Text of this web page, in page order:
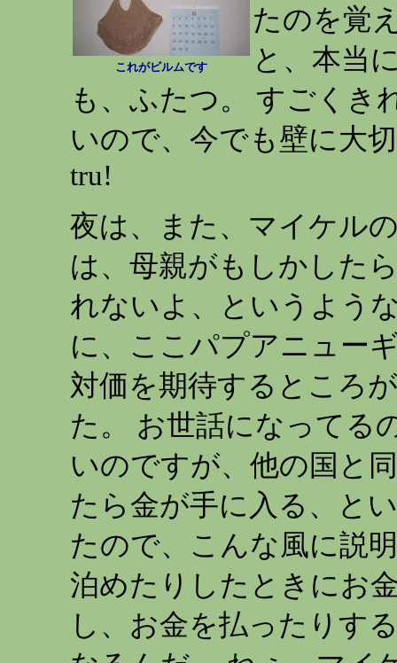
これがビルムです
たのを覚
と、本当
も、ふたつ。 すごくき
いので、今でも壁に大
tru!
夜は、また、マイケル
は、母親がもしかした
れないよ、というよう
に、ここパプアニュー
対価を期待するところ
た。 お世話になってる
いのですが、他の国と
たら金が手に入る、と
たので、こんな風に説
泊めたりしたときにお
し、お金を払ったりす